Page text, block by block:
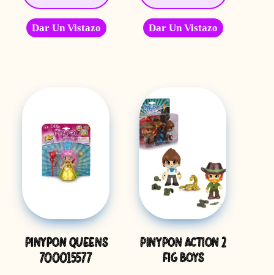
Dar Un Vistazo Dar Un Vistazo
PINYPON QUEENS
700015577
PINYPON ACTION 2
FIG BOYS